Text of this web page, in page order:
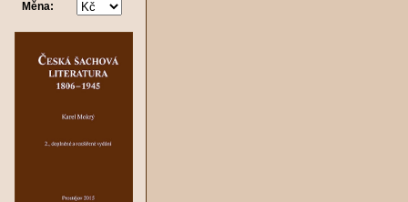
Měna: